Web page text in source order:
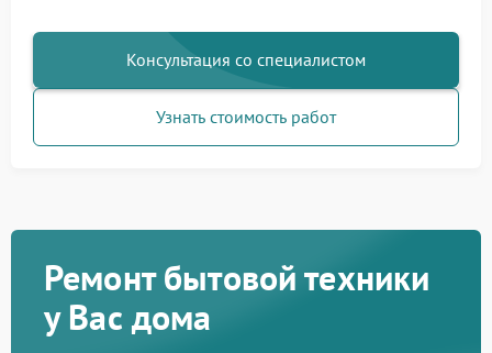
Консультация со специалистом
Узнать стоимость работ
Ремонт бытовой техники
у Вас дома